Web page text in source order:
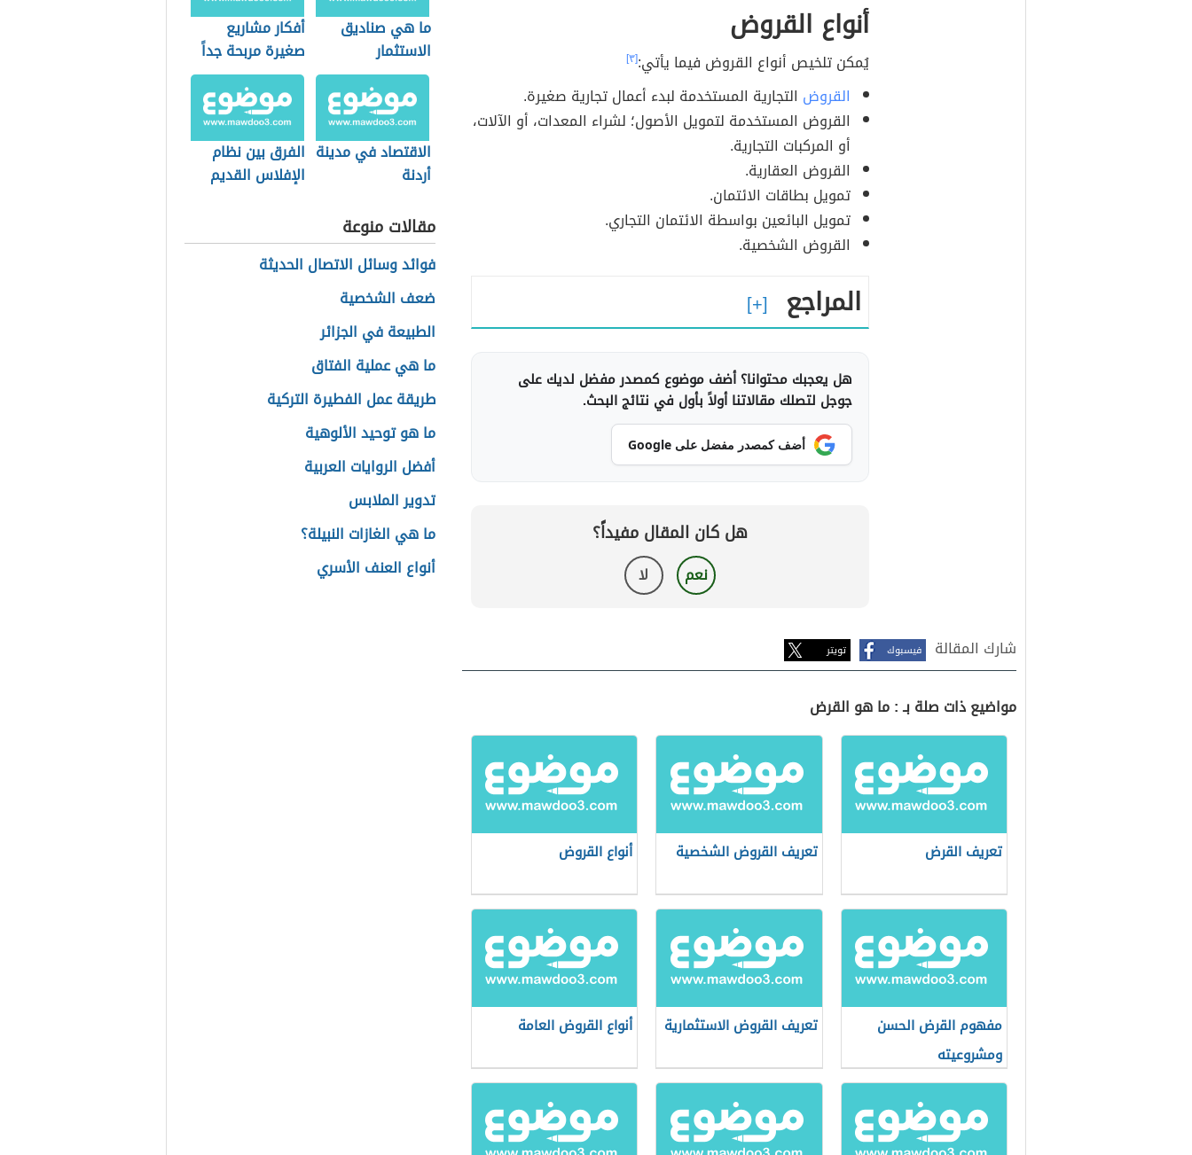
أنواع القروض
يُمكن تلخيص أنواع القروض فيما يأتي:[٣]
القروض التجارية المستخدمة لبدء أعمال تجارية صغيرة.
القروض المستخدمة لتمويل الأصول؛ لشراء المعدات، أو الآلات،
أو المركبات التجارية.
القروض العقارية.
تمويل بطاقات الائتمان.
تمويل البائعين بواسطة الائتمان التجاري.
القروض الشخصية.
المراجع
هل يعجبك محتوانا؟ أضف موضوع كمصدر مفضل لديك على
جوجل لتصلك مقالاتنا أولاً بأول في نتائج البحث.
أضف كمصدر مفضل على Google
هل كان المقال مفيداً؟
نعم لا
شارك المقالة فيسبوك تويتر
مواضيع ذات صلة بـ : ما هو القرض
تعريف القرض تعريف القروض الشخصية أنواع القروض
مفهوم القرض الحسن
ومشروعيته
تعريف القروض الاستثمارية أنواع القروض العامة
ما هي صناديق
الاستثمار
أفكار مشاريع
صغيرة مربحة جداً
وغير مكلفة
الاقتصاد في مدينة
أردنة
الفرق بين نظام
الإفلاس القديم
مقالات منوعة
فوائد وسائل الاتصال الحديثة
ضعف الشخصية
الطبيعة في الجزائر
ما هي عملية الفتاق
طريقة عمل الفطيرة التركية
ما هو توحيد الألوهية
أفضل الروايات العربية
تدوير الملابس
ما هي الغازات النبيلة؟
أنواع العنف الأسري